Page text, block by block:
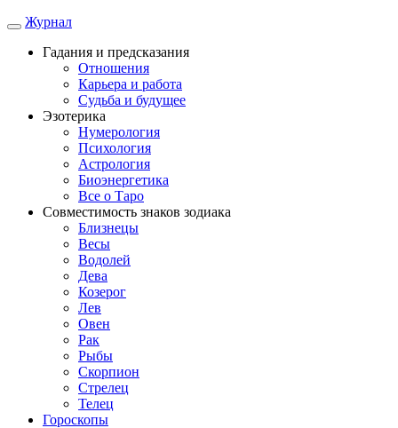
Журнал
Гадания и предсказания
Отношения
Карьера и работа
Cудьба и будущее
Эзотерика
Нумерология
Психология
Астрология
Биоэнергетика
Все о Таро
Совместимость знаков зодиака
Близнецы
Весы
Водолей
Дева
Козерог
Лев
Овен
Рак
Рыбы
Скорпион
Стрелец
Телец
Гороскопы